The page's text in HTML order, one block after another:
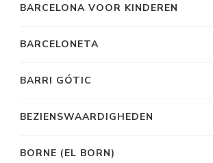
BARCELONA VOOR KINDEREN
BARCELONETA
BARRI GÓTIC
BEZIENSWAARDIGHEDEN
BORNE (EL BORN)